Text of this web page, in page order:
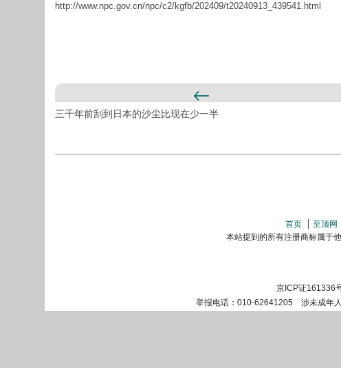
http://www.npc.gov.cn/npc/c2/kgfb/202409/t20240913_439541.html
三千年前刮到日本的沙尘比现在少一半
首页 至顶网
本站提到的所有注册商标属于
京ICP证161336
举报电话：010-62641205 涉未成年